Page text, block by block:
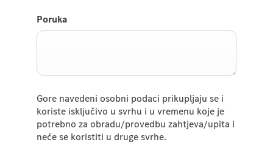
Poruka
Gore navedeni osobni podaci prikupljaju se i
koriste isključivo u svrhu i u vremenu koje je
potrebno za obradu/provedbu zahtjeva/upita i
neće se koristiti u druge svrhe.